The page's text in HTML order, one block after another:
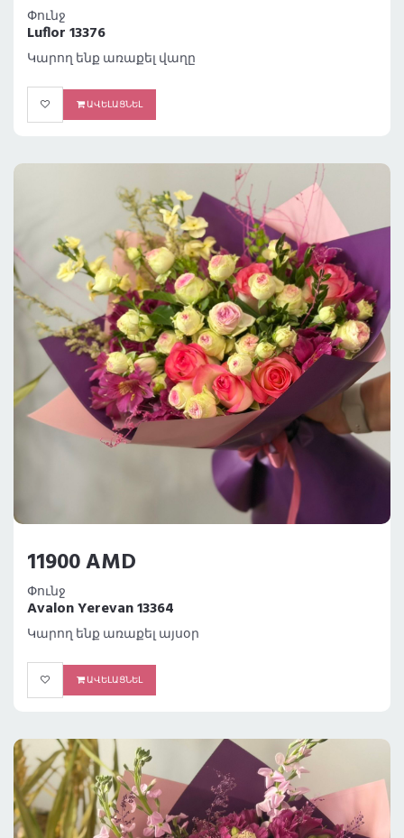
Փունջ
Luflor 13376
Կարող ենք առաքել վաղը
ԱՎԵԼԱՑՆԵԼ
11900 AMD
Փունջ
Avalon Yerevan 13364
Կարող ենք առաքել այսօր
ԱՎԵԼԱՑՆԵԼ